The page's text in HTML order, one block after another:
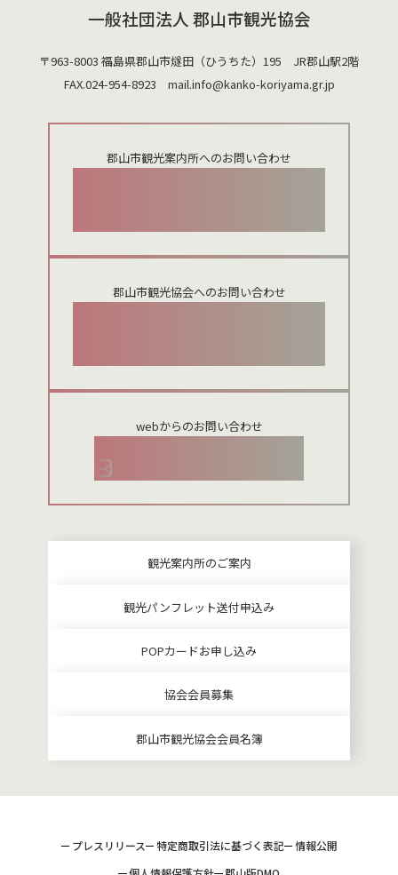
一般社団法人 郡山市観光協会
〒963-8003 福島県郡山市燧田（ひうちた）195 JR郡山駅2階
FAX.024-954-8923 mail.info@kanko-koriyama.gr.jp
郡山市観光案内所へのお問い合わせ
郡山市観光協会へのお問い合わせ
webからのお問い合わせ
観光案内所のご案内
観光パンフレット送付申込み
POPカードお申し込み
協会会員募集
郡山市観光協会会員名簿
プレスリリース 特定商取引法に基づく表記
情報公開